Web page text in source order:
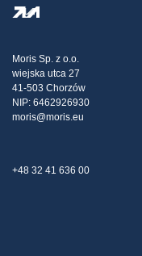
Kiszállítás
Panaszok
Moris Sp. z o.o.
wiejska utca 27
41-503 Chorzów
NIP: 6462926930
moris@moris.eu
+48 32 41 636 00